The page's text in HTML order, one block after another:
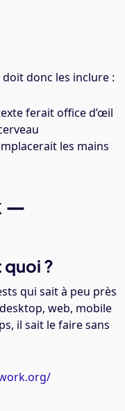
donc les inclure :
ferait office d’œil
les mains
?
qui sait à peu près
web, mobile
il sait le faire sans